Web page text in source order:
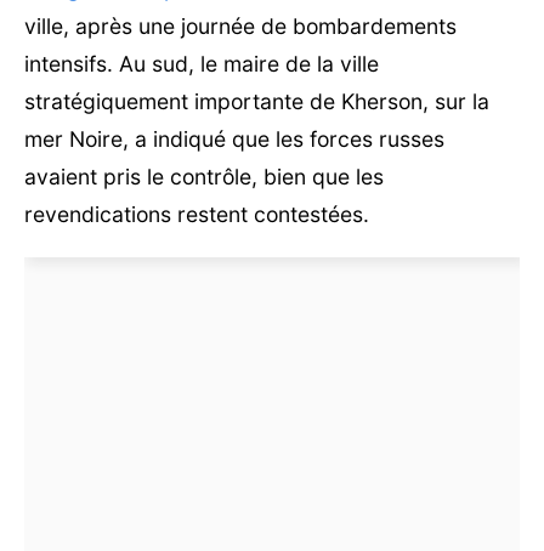
ville, après une journée de bombardements
intensifs. Au sud, le maire de la ville
stratégiquement importante de Kherson, sur la
mer Noire, a indiqué que les forces russes
avaient pris le contrôle, bien que les
revendications restent contestées.